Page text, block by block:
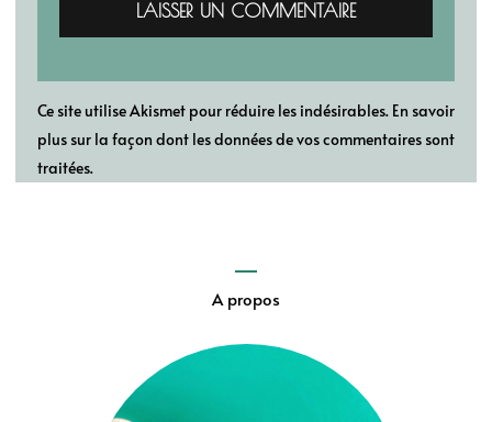
Ce site utilise Akismet pour réduire les indésirables. En savoir
plus sur la façon dont les données de vos commentaires sont
traitées.
A propos